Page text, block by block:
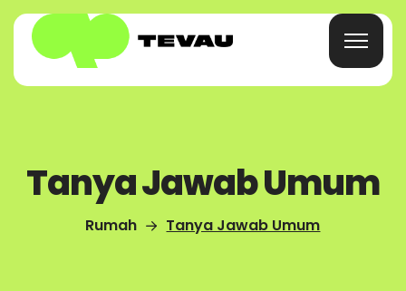
Kartu
Tanya Jawab Umum
Rumah Tanya Jawab Umum